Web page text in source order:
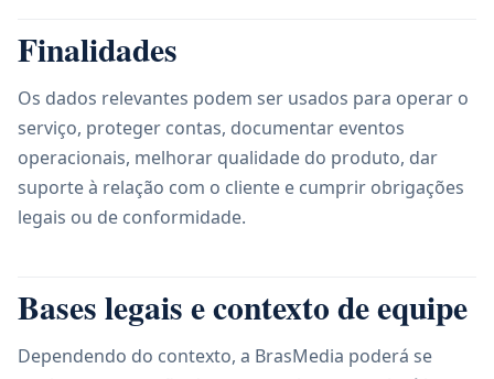
Finalidades
Os dados relevantes podem ser usados para operar o
serviço, proteger contas, documentar eventos
operacionais, melhorar qualidade do produto, dar
suporte à relação com o cliente e cumprir obrigações
legais ou de conformidade.
Bases legais e contexto de equipe
Dependendo do contexto, a BrasMedia poderá se